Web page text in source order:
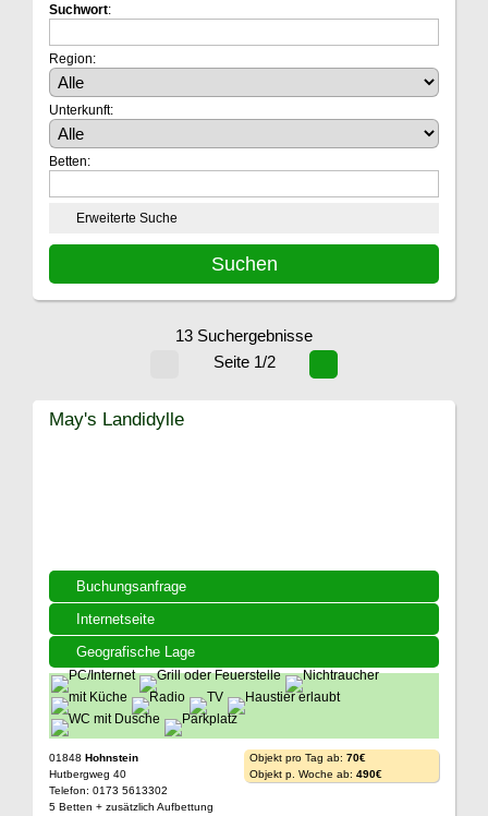
Suchwort:
Region:
Unterkunft:
Betten:
Erweiterte Suche
13 Suchergebnisse
Seite 1/2
Buchungsanfrage
Internetseite
Geografische Lage
May's Landidylle
01848 Hohnstein
Hutbergweg 40
Telefon: 0173 5613302
5 Betten + zusätzlich Aufbettung
Objekt pro Tag ab: 70€
Objekt p. Woche ab: 490€